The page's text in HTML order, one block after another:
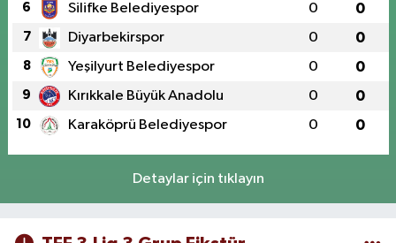
6 Silifke Belediyespor 0 0
7 Diyarbekirspor 0 0
8 Yeşilyurt Belediyespor 0 0
9 Kırıkkale Büyük Anadolu 0 0
10 Karaköprü Belediyespor 0 0
Detaylar için tıklayın